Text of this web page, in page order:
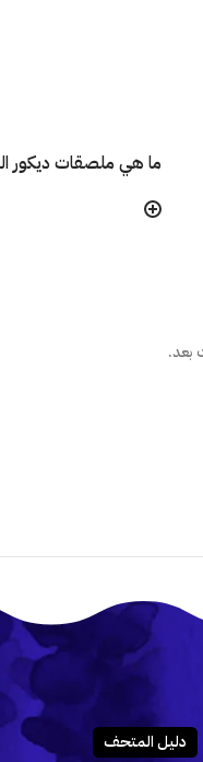
ما هي ملصقات ديكور
بعد.
دليـل المتحـف